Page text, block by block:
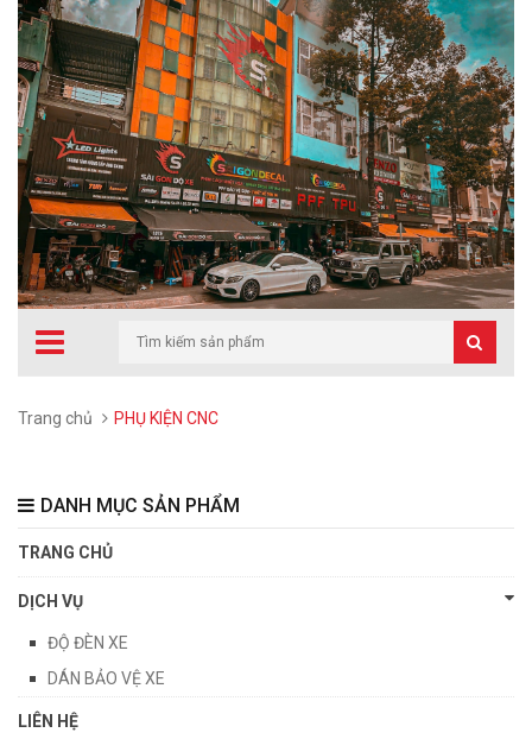
Trang chủ PHỤ KIỆN CNC
DANH MỤC SẢN PHẨM
TRANG CHỦ
DỊCH VỤ
ĐỘ ĐÈN XE
DÁN BẢO VỆ XE
LIÊN HỆ